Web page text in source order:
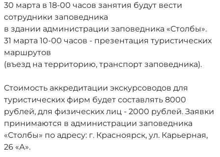
30 марта в 18-00 часов занятия будут вести
сотрудники заповедника
в здании администрации заповедника «Столбы».
31 марта 10-00 часов - презентация туристических
маршрутов
(въезд на территорию, транспорт заповедника).
Стоимость аккредитации экскурсоводов для
туристических фирм будет составлять 8000
рублей, для физических лиц - 2000 рублей. Заявки
принимаются в администрации заповедника
«Столбы» по адресу: г. Красноярск, ул. Карьерная,
26 «А».